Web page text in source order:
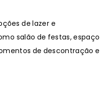
de lazer e
salão de festas, espaço
de descontração e